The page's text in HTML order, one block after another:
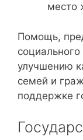
место
Помощь,
социального
улучшению
семей и
поддержке